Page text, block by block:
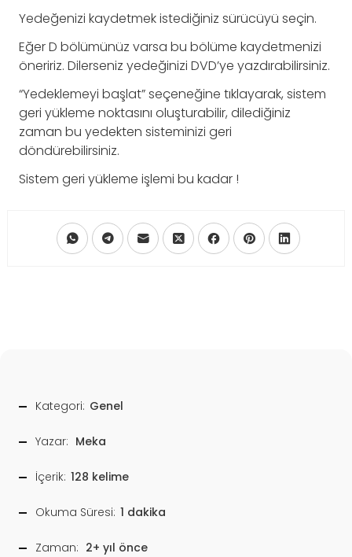
Yedeğenizi kaydetmek istediğiniz sürücüyü seçin.
Eğer D bölümünüz varsa bu bölüme kaydetmenizi
öneririz. Dilerseniz yedeğinizi DVD’ye yazdırabilirsiniz.
“Yedeklemeyi başlat” seçeneğine tıklayarak, sistem
geri yükleme noktasını oluşturabilir, dilediğiniz
zaman bu yedekten sisteminizi geri
döndürebilirsiniz.
Sistem geri yükleme işlemi bu kadar !
Kategori: Genel
Yazar: Meka
İçerik: 128 kelime
Okuma Süresi: 1 dakika
Zaman: 2+ yıl önce